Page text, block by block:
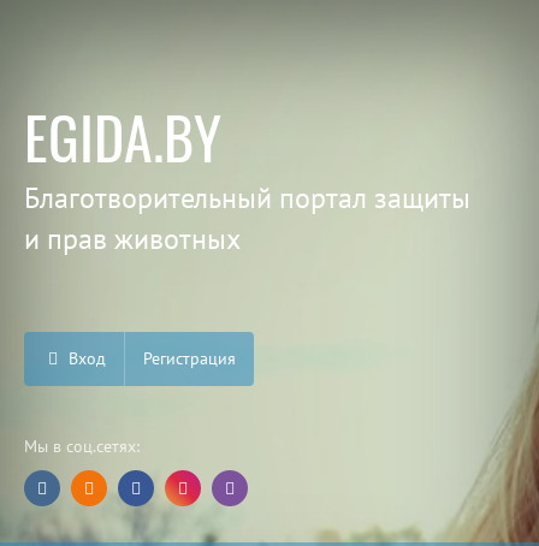
EGIDA.BY
Благотворительный портал защиты
и прав животных
Вход Регистрация
Мы в соц.сетях: